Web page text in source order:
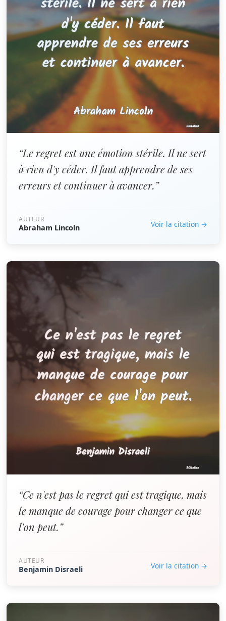
“Le regret est une émotion stérile. Il ne sert
à rien d'y céder. Il faut apprendre de ses
erreurs et continuer à avancer.”
AUTEUR
Abraham Lincoln Voir la citation →
“Ce n'est pas le regret qui est tragique, mais
le manque de courage pour changer ce que
l'on peut.”
AUTEUR
Benjamin Disraeli Voir la citation →